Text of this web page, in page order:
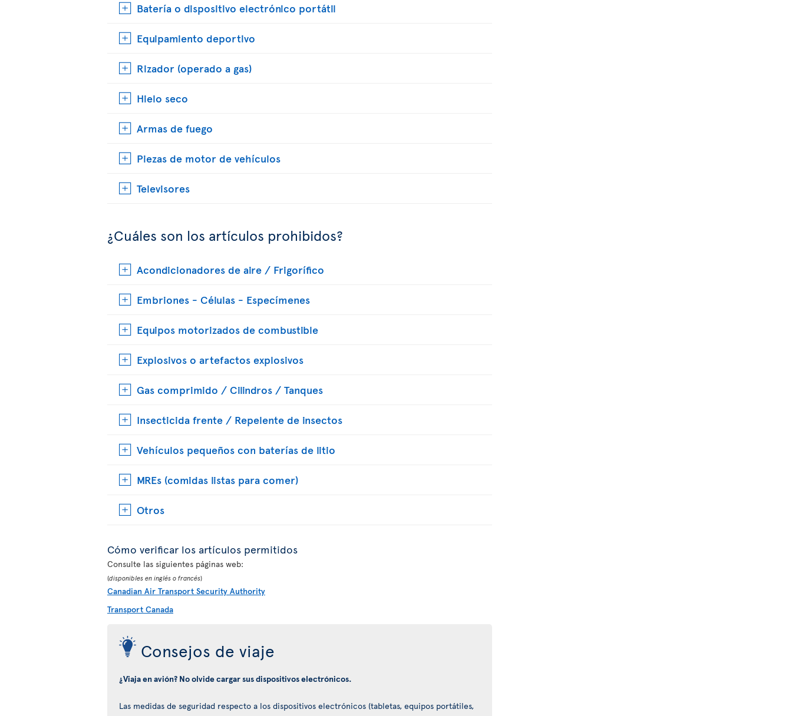
Batería o dispositivo electrónico portátil
Equipamiento deportivo
Rizador (operado a gas)
Hielo seco
Armas de fuego
Piezas de motor de vehículos
Televisores
¿Cuáles son los artículos prohibidos?
Acondicionadores de aire / Frigorífico
Embriones - Células - Especímenes
Equipos motorizados de combustible
Explosivos o artefactos explosivos
Gas comprimido / Cilindros / Tanques
Insecticida frente / Repelente de insectos
Vehículos pequeños con baterías de litio
MREs (comidas listas para comer)
Otros
Cómo verificar los artículos permitidos
Consulte las siguientes páginas web:
(disponibles en inglés o francés)
Canadian Air Transport Security Authority
Transport Canada
Consejos de viaje
¿Viaja en avión? No olvide cargar sus dispositivos electrónicos.
Las medidas de seguridad respecto a los dispositivos electrónicos (tabletas, equipos portátiles,